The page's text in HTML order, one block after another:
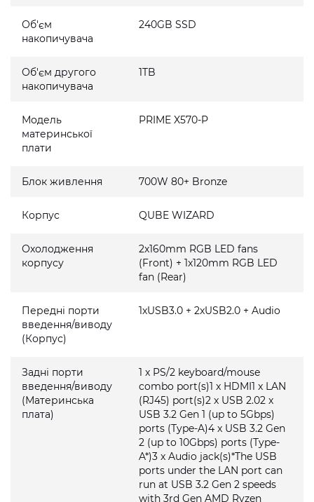
Об'єм
накопичувача
240GB SSD
Об'єм другого
накопичувача
1TB
Модель
материнської
плати
PRIME X570-P
Блок живлення 700W 80+ Bronze
Корпус QUBE WIZARD
Охолодження
корпусу
2x160mm RGB LED fans
(Front) + 1x120mm RGB LED
fan (Rear)
Передні порти
введення/виводу
(Корпус)
1xUSB3.0 + 2xUSB2.0 + Audio
Задні порти
введення/виводу
(Материнська
плата)
1 x PS/2 keyboard/mouse
combo port(s)1 x HDMI1 x LAN
(RJ45) port(s)2 x USB 2.02 x
USB 3.2 Gen 1 (up to 5Gbps)
ports (Type-A)4 x USB 3.2 Gen
2 (up to 10Gbps) ports (Type-
A*)3 x Audio jack(s)*The USB
ports under the LAN port can
run at USB 3.2 Gen 2 speeds
with 3rd Gen AMD Ryzen